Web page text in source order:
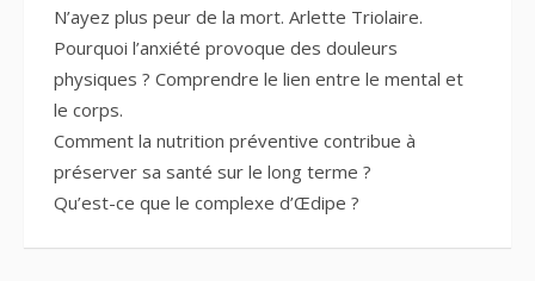
N’ayez plus peur de la mort. Arlette Triolaire.
Pourquoi l’anxiété provoque des douleurs
physiques ? Comprendre le lien entre le mental et
le corps.
Comment la nutrition préventive contribue à
préserver sa santé sur le long terme ?
Qu’est-ce que le complexe d’Œdipe ?